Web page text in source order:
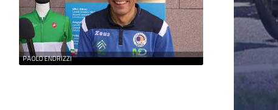
PAOLO ENDRIZZI